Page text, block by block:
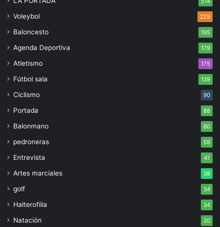
Voleybol 229
Baloncesto 195
Agenda Deportiva 179
Atletismo 175
Fútbol sala 139
Ciclismo 90
Portada 88
Balonmano 60
pedroneras 59
Entrevista 41
Artes marciales 38
golf 34
Halterofilia 34
Natación 20